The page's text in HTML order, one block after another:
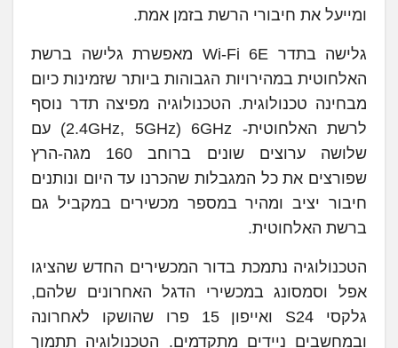
ומייעל את חיבורי הרשת בזמן אמת.
גלישה בתדר Wi-Fi 6E מאפשרת גלישה ברשת
האלחוטית במהירויות הגבוהות ביותר שזמינות כיום
מבחינה טכנולוגית. הטכנולוגיה מפיצה תדר נוסף
לרשת האלחוטית- 2.4GHz, 5GHz) 6GHz) עם
שלושה ערוצים שונים ברוחב 160 מגה-הרץ
שפורצים את כל המגבלות שהכרנו עד היום ונותנים
חיבור יציב ומהיר במספר מכשירים במקביל גם
ברשת האלחוטית.
הטכנולוגיה נתמכת בדור המכשירים החדש שהציגו
אפל וסמסונג במכשירי הדגל האחרונים שלהם,
גלקסי S24 ואייפון 15 פרו שהושקו לאחרונה
ובמחשבים ניידים מתקדמים. הטכנולוגיה תתמוך